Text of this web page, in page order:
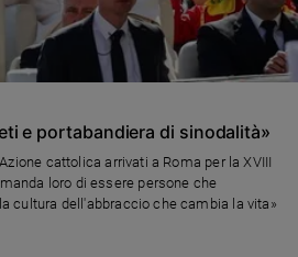
e portabandiera di sinodalità»
cattolica arrivati a Roma per la XVIII
loro di essere persone che
cultura dell'abbraccio che cambia la vita»